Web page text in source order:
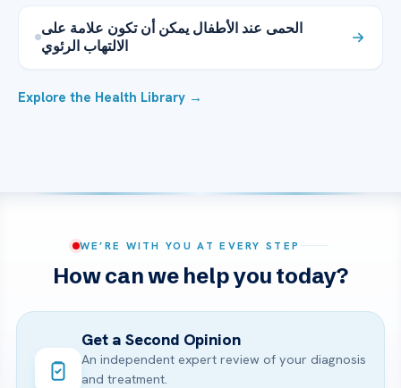
الحمى عند الأطفال يمكن أن تكون علامة على
الالتهاب الرئوي
Explore the Health Library →
WE’RE WITH YOU AT EVERY STEP
How can we help you today?
Get a Second Opinion
An independent expert review of your diagnosis
and treatment.